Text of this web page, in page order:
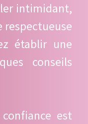
intimidant,
respectueuse
établir une
conseils
est